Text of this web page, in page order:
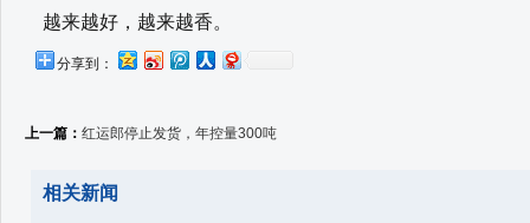
越来越好，越来越香。
分享到：
上一篇： 红运郎停止发货，年控量300吨
相关新闻